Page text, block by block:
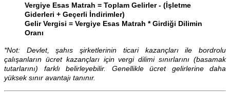
Vergiye Esas Matrah = Toplam Gelirler - (İşletme
Giderleri + Geçerli İndirimler)
Gelir Vergisi = Vergiye Esas Matrah * Girdiği Dilimin
Oranı
*Not: Devlet, şahıs şirketlerinin ticari kazançları ile bordrolu
çalışanların ücret kazançları için vergi dilimi sınırlarını (basamak
tutarlarını) farklı belirleyebilir. Genellikle ücret gelirlerine daha
yüksek sınır avantajı tanınır.